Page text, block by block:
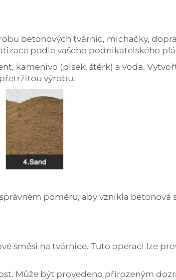
betonových tvárnic, míchačky,
podle vašeho podnikatelského
kamenivo (písek, štěrk) a voda.
výrobu.
poměru, aby vznikla betonová
směsi na tvárnice. Tuto operaci lze
Může být provedeno přirozeným